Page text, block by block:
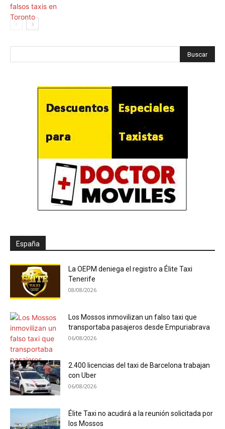
España
La OEPM deniega el registro a Élite Taxi
Tenerife
08/08/2026
Los Mossos inmovilizan un falso taxi que
transportaba pasajeros desde Empuriabrava
06/08/2026
2.400 licencias del taxi de Barcelona trabajan
con Uber
06/08/2026
Élite Taxi no acudirá a la reunión solicitada por
los Mossos